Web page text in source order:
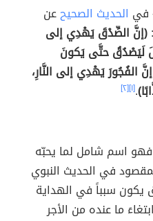
في الحديث الصحيحعن
(إنَّ الصِّدْقَ يَهْدِي إلى
لَيَصْدُقُ حتَّى يَكونَ
الفُجُورَ يَهْدِي إلى النَّارِ،
.[١] [٢]
فهو اسم شامل لما يحبّه
في الحديث النبوي
يكون سبباً في الهداية
ما عنده من الأجر